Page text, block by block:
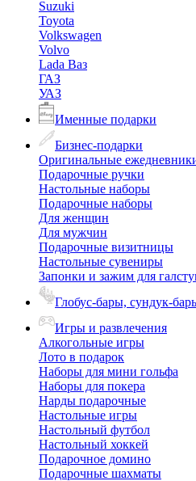
Suzuki
Toyota
Volkswagen
Volvo
Lada Ваз
ГАЗ
УАЗ
Именные подарки
Бизнес-подарки
Оригинальные
Подарочные ручки
Настольные наборы
Подарочные наборы
Для женщин
Для мужчин
Подарочные визитницы
Настольные сувениры
Запонки и зажим для
Глобус-бары, сундук-
Игры и развлечения
Алкогольные игры
Лото в подарок
Наборы для мини гольфа
Наборы для покера
Нарды подарочные
Настольные игры
Настольный футбол
Настольный хоккей
Подарочное домино
Подарочные шахматы